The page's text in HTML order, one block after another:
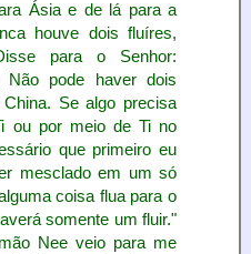
Ásia e de lá para a
houve dois fluíres,
para o Senhor:
Não pode haver dois
Se algo precisa
ou por meio de Ti no
que primeiro eu
mesclado em um só
coisa flua para o
somente um fluir."
Nee veio para me